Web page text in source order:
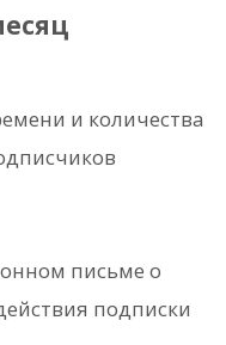
и количества
письме о
подписки